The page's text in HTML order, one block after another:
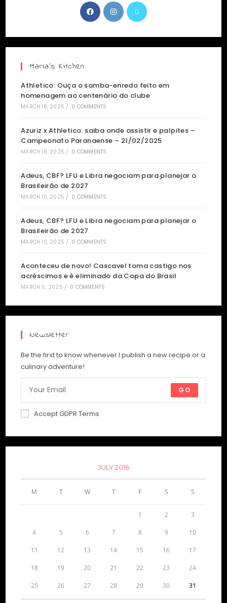
Maria’s Kitchen
Athletico: Ouça o samba-enredo feito em
homenagem ao centenário do clube
MARCH 18, 2025 / 0 COMMENTS
Azuriz x Athletico: saiba onde assistir e palpites –
Campeonato Paranaense – 21/02/2025
MARCH 18, 2025 / 0 COMMENTS
Adeus, CBF? LFU e Libra negociam para planejar o
Brasileirão de 2027
MARCH 10, 2025 / 0 COMMENTS
Adeus, CBF? LFU e Libra negociam para planejar o
Brasileirão de 2027
MARCH 10, 2025 / 0 COMMENTS
Aconteceu de novo! Cascavel toma castigo nos
acréscimos e é eliminado da Copa do Brasil
MARCH 5, 2025 / 0 COMMENTS
Newsletter
Be the first to know whenever I publish a new recipe or a
culinary adventure!
GO
Accept GDPR Terms
JULY 2016
M T W T F S S
1 2 3
4 5 6 7 8 9 10
11 12 13 14 15 16 17
18 19 20 21 22 23 24
25 26 27 28 29 30 31